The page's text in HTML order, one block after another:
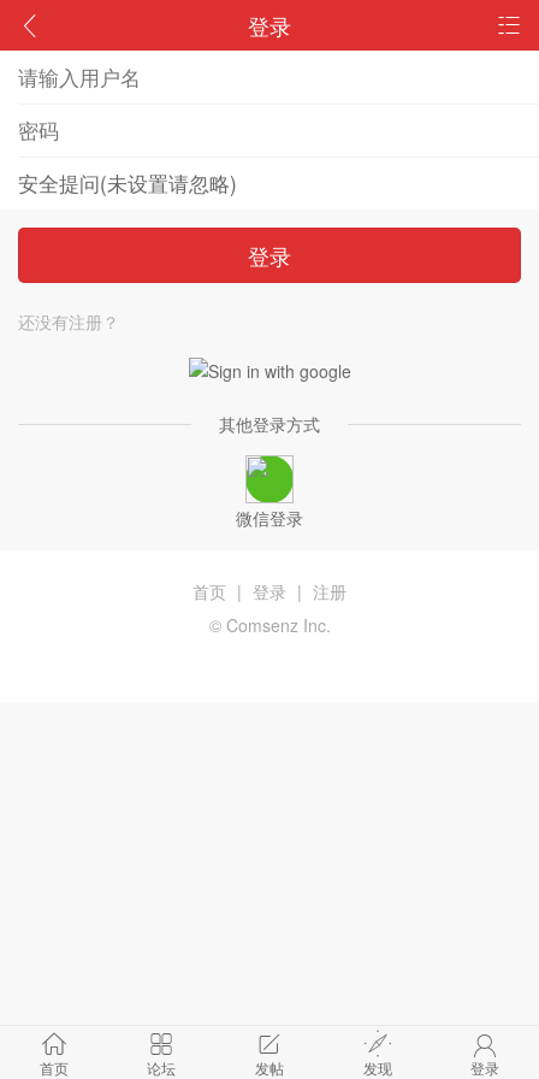
登录
登录
还没有注册？
其他登录方式
微信登录
首页 论坛 发帖 发现 登录
首页 | 登录 | 注册
© Comsenz Inc.